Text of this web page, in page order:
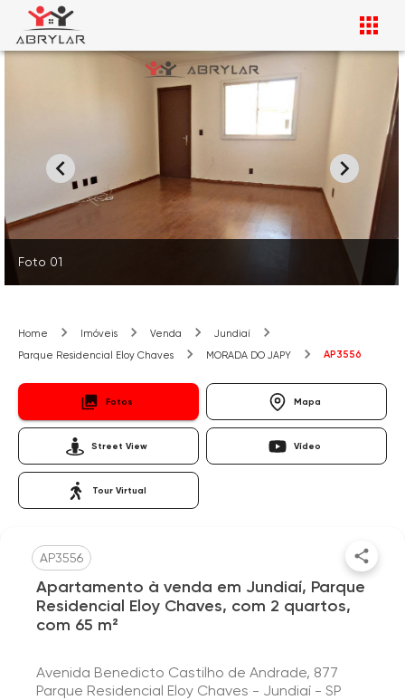
Foto 01
Home Imóveis Venda
Jundiaí
Parque Residencial Eloy Chaves
MORADA DO JAPY AP3556
Fotos Mapa
Street View Vídeo
Tour Virtual
AP3556
Apartamento à venda em Jundiaí, Parque
Residencial Eloy Chaves, com 2 quartos,
com 65 m²
Avenida Benedicto Castilho de Andrade, 877
Parque Residencial Eloy Chaves - Jundiaí - SP